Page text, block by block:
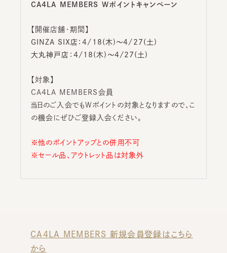
CA4LA MEMBERS Wポイント キャンペーン
【開催店舗・期間】
GINZA SIX店：4/18(木)～4/27(土)
大丸神戸店：4/18(木)～4/27(土)
【対象】
CA4LA MEMBERS会員
当日のご入会でもWポイントの対象となりますので、こ
の機会にぜひご登録入会ください。
※他のポイントアップとの併用不可
※セール品、アウトレット品は対象外
CA4LA MEMBERS 新規会員登録はこちら
から